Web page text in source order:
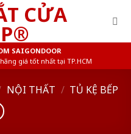
SAIGONDOOR
giá tốt nhất tại TP.HCM
NỘI THẤT / TỦ KỆ BẾP